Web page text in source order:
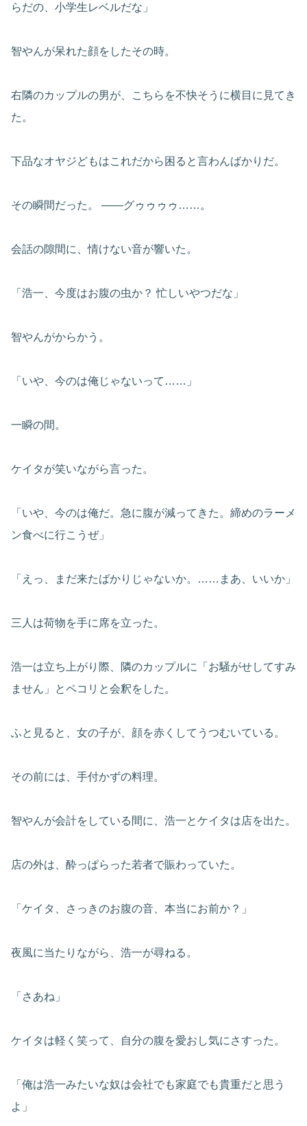
らだの、小学生レベルだな」
智やんが呆れた顔をしたその時。
右隣のカップルの男が、こちらを不快そうに横目に見てき
た。
下品なオヤジどもはこれだから困ると言わんばかりだ。
その瞬間だった。 ――グゥゥゥゥ……。
会話の隙間に、情けない音が響いた。
「浩一、今度はお腹の虫か？ 忙しいやつだな」
智やんがからかう。
「いや、今のは俺じゃないって……」
一瞬の間。
ケイタが笑いながら言った。
「いや、今のは俺だ。急に腹が減ってきた。締めのラーメ
ン食べに行こうぜ」
「えっ、まだ来たばかりじゃないか。……まあ、いいか」
三人は荷物を手に席を立った。
浩一は立ち上がり際、隣のカップルに「お騒がせしてすみ
ません」とペコリと会釈をした。
ふと見ると、女の子が、顔を赤くしてうつむいている。
その前には、手付かずの料理。
智やんが会計をしている間に、浩一とケイタは店を出た。
店の外は、酔っぱらった若者で賑わっていた。
「ケイタ、さっきのお腹の音、本当にお前か？」
夜風に当たりながら、浩一が尋ねる。
「さあね」
ケイタは軽く笑って、自分の腹を愛おし気にさすった。
「俺は浩一みたいな奴は会社でも家庭でも貴重だと思う
よ」